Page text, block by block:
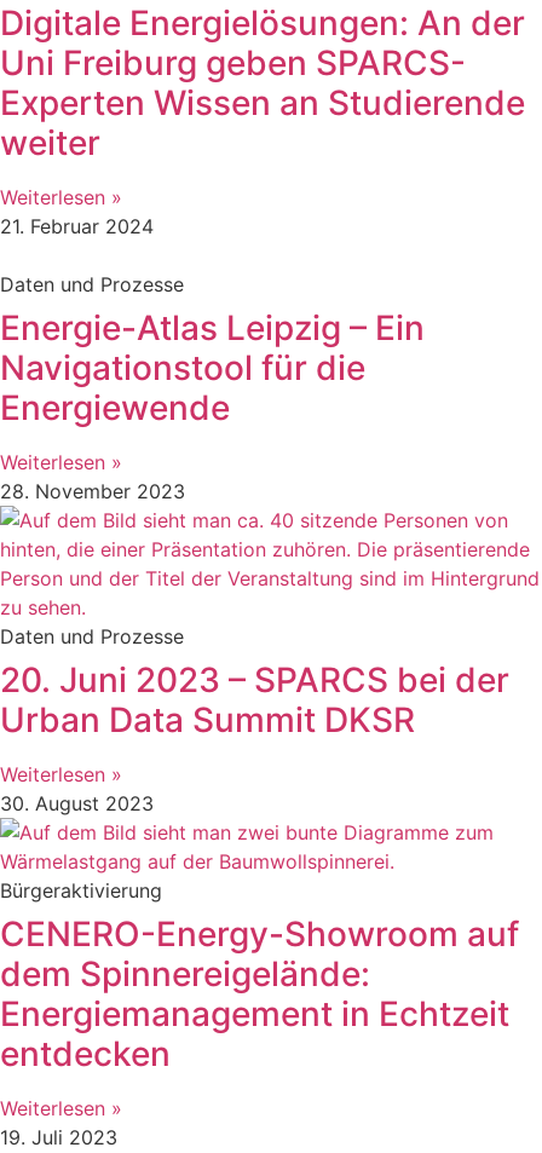
Digitale Energielösungen: An der
Uni Freiburg geben SPARCS-
Experten Wissen an Studierende
weiter
Weiterlesen »
21. Februar 2024
Daten und Prozesse
Energie-Atlas Leipzig – Ein
Navigationstool für die
Energiewende
Weiterlesen »
28. November 2023
Daten und Prozesse
20. Juni 2023 – SPARCS bei der
Urban Data Summit DKSR
Weiterlesen »
30. August 2023
Bürgeraktivierung
CENERO-Energy-Showroom auf
dem Spinnereigelände:
Energiemanagement in Echtzeit
entdecken
Weiterlesen »
19. Juli 2023